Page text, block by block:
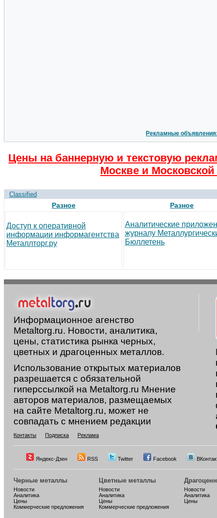
Рекламные
Цены на баннерную и текстовую
Москве и Московской
Classified
Разное
Доступ к оперативной
информации информагентства
Металлторг.ру
Разное
Аналитические
журналу
Бюллетень
Информационное агенство
Metaltorg.ru. Новости, аналитика,
цены, статистика рынка черных,
цветных и драгоценных металлов.
Использование открытых материалов
разрешается с обязательной
гиперссылкой на Metaltorg.ru Мнение
авторов материалов, размещаемых
на сайте Metaltorg.ru, может не
совпадать с мнением редакции
Контакты Подписка Реклама
Яндекс-Дзен RSS Twitter Facebook
Черные металлы
Новости
Аналитика
Цены
Коммерческие предложения
Цветные металлы
Новости
Аналитика
Цены
Коммерческие предложения
Новости
Аналитика
Цены